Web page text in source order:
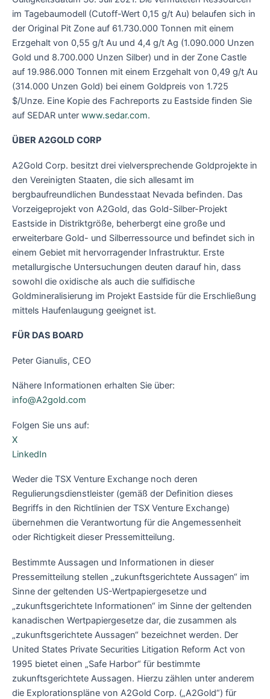
im Tagebaumodell (Cutoff-Wert 0,15 g/t Au) belaufen sich in
der Original Pit Zone auf 61.730.000 Tonnen mit einem
Erzgehalt von 0,55 g/t Au und 4,4 g/t Ag (1.090.000 Unzen
Gold und 8.700.000 Unzen Silber) und in der Zone Castle
auf 19.986.000 Tonnen mit einem Erzgehalt von 0,49 g/t Au
(314.000 Unzen Gold) bei einem Goldpreis von 1.725
$/Unze. Eine Kopie des Fachreports zu Eastside finden Sie
auf SEDAR unter www.sedar.com.
ÜBER A2GOLD CORP
A2Gold Corp. besitzt drei vielversprechende Goldprojekte in
den Vereinigten Staaten, die sich allesamt im
bergbaufreundlichen Bundesstaat Nevada befinden. Das
Vorzeigeprojekt von A2Gold, das Gold-Silber-Projekt
Eastside in Distriktgröße, beherbergt eine große und
erweiterbare Gold- und Silberressource und befindet sich in
einem Gebiet mit hervorragender Infrastruktur. Erste
metallurgische Untersuchungen deuten darauf hin, dass
sowohl die oxidische als auch die sulfidische
Goldmineralisierung im Projekt Eastside für die Erschließung
mittels Haufenlaugung geeignet ist.
FÜR DAS BOARD
Peter Gianulis, CEO
Nähere Informationen erhalten Sie über:
info@A2gold.com
Folgen Sie uns auf:
X
LinkedIn
Weder die TSX Venture Exchange noch deren
Regulierungsdienstleister (gemäß der Definition dieses
Begriffs in den Richtlinien der TSX Venture Exchange)
übernehmen die Verantwortung für die Angemessenheit
oder Richtigkeit dieser Pressemitteilung.
Bestimmte Aussagen und Informationen in dieser
Pressemitteilung stellen „zukunftsgerichtete Aussagen“ im
Sinne der geltenden US-Wertpapiergesetze und
„zukunftsgerichtete Informationen“ im Sinne der geltenden
kanadischen Wertpapiergesetze dar, die zusammen als
„zukunftsgerichtete Aussagen“ bezeichnet werden. Der
United States Private Securities Litigation Reform Act von
1995 bietet einen „Safe Harbor“ für bestimmte
zukunftsgerichtete Aussagen. Hierzu zählen unter anderem
die Explorationspläne von A2Gold Corp. („A2Gold“) für